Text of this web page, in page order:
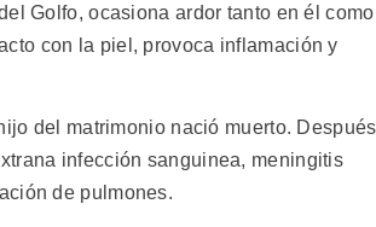
Golfo, ocasiona ardor tanto en él como
con la piel, provoca inflamación y
del matrimonio nació muerto.
infección sanguinea, meningitis
de pulmones.